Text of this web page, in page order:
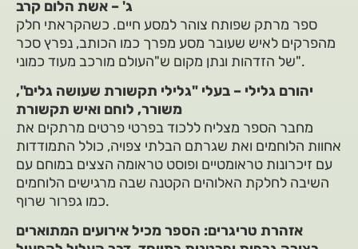
ג' – אשת הלום קרב
ספר מרתק שפותח צוהר למסע חיים. כשהקראתי חלק
מהפרקים לאיש שעובר מסע מפרך כמו הכותב, נפרץ סכר
של הזדהות ונתן מקום ש"העולם מורכב מעוד כמוני".
יהורם גלילי – בעלי "גלילי תקשורת שעושה גלים",
משורר, לוחם ואיש תקשורת
מחבר הספר מצליח ללכוד בפרטי פרטים מרתקים את
אחוות הלוחמים ואת שגרתם הבלתי צפויה, כולל התמודדות
עם זיכרונות טראומטיים ופוסט טראומה הצצים במוחם עם
השיבה לחלקת האלוהים הקטנה שבה מרגישים הלוחמים
כמו גפרור שרוף.
אזהרת טריגרים: הספר מכיל אירועים המתוארים